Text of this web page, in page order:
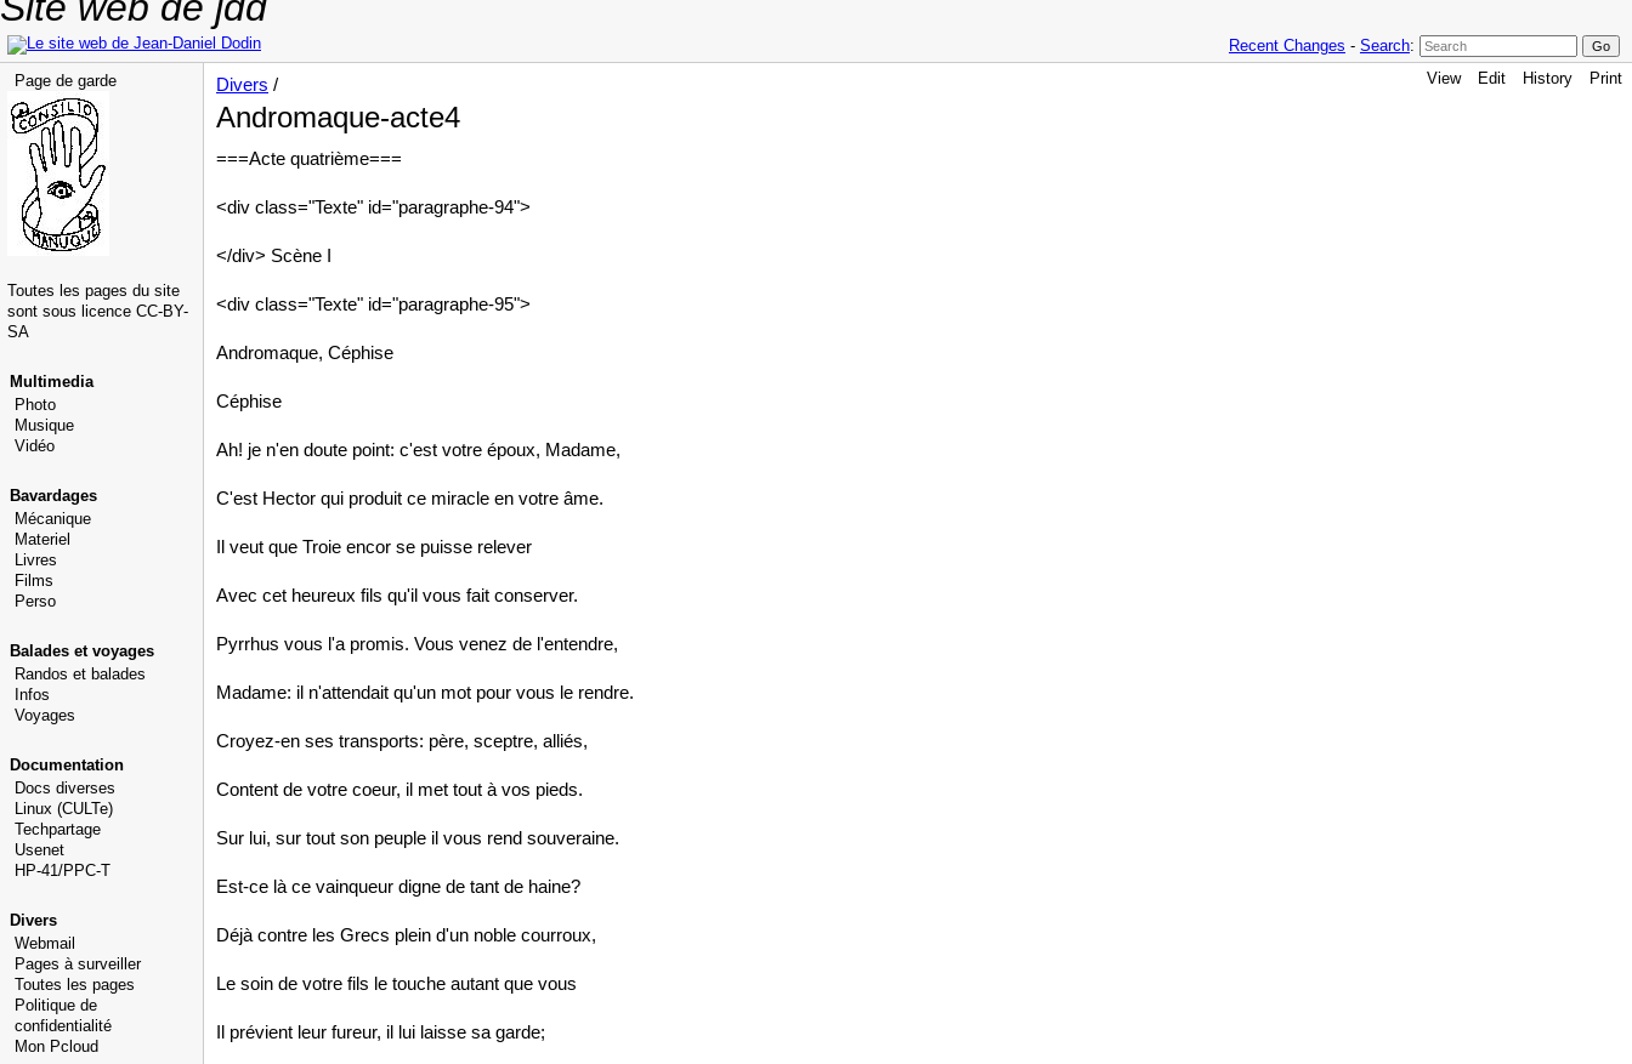
Recent Changes - Search:
Page de garde
Toutes les pages du site
sont sous licence CC-BY-
SA
Multimedia
Photo
Musique
Vidéo
Bavardages
Mécanique
Materiel
Livres
Films
Perso
Balades et voyages
Randos et balades
Infos
Voyages
Documentation
Docs diverses
Linux (CULTe)
Techpartage
Usenet
HP-41/PPC-T
Divers
Webmail
Pages à surveiller
Toutes les pages
Politique de
confidentialité
Mon Pcloud
View Edit History Print
Divers /
Andromaque-acte4
===Acte quatrième===
<div class="Texte" id="paragraphe-94">
</div> Scène I
<div class="Texte" id="paragraphe-95">
Andromaque, Céphise
Céphise
Ah! je n'en doute point: c'est votre époux, Madame,
C'est Hector qui produit ce miracle en votre âme.
Il veut que Troie encor se puisse relever
Avec cet heureux fils qu'il vous fait conserver.
Pyrrhus vous l'a promis. Vous venez de l'entendre,
Madame: il n'attendait qu'un mot pour vous le rendre.
Croyez-en ses transports: père, sceptre, alliés,
Content de votre coeur, il met tout à vos pieds.
Sur lui, sur tout son peuple il vous rend souveraine.
Est-ce là ce vainqueur digne de tant de haine?
Déjà contre les Grecs plein d'un noble courroux,
Le soin de votre fils le touche autant que vous
Il prévient leur fureur, il lui laisse sa garde;